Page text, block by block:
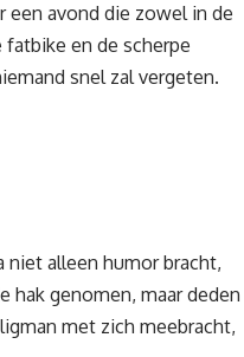
een avond die zowel in de
en de scherpe
snel zal vergeten.
niet alleen humor bracht,
hak genomen, maar deden
met zich meebracht,